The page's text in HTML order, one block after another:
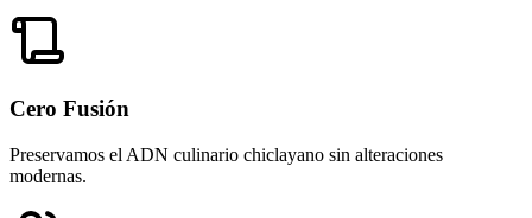
Cero Fusión
Preservamos el ADN culinario chiclayano sin alteraciones
modernas.